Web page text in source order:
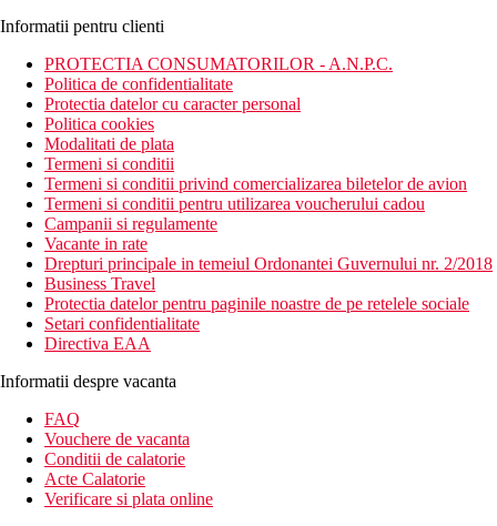
Informatii pentru clienti
PROTECTIA CONSUMATORILOR - A.N.P.C.
Politica de confidentialitate
Protectia datelor cu caracter personal
Politica cookies
Modalitati de plata
Termeni si conditii
Termeni si conditii privind comercializarea biletelor de avion
Termeni si conditii pentru utilizarea voucherului cadou
Campanii si regulamente
Vacante in rate
Drepturi principale in temeiul Ordonantei Guvernului nr. 2/2018
Business Travel
Protectia datelor pentru paginile noastre de pe retelele sociale
Setari confidentialitate
Directiva EAA
Informatii despre vacanta
FAQ
Vouchere de vacanta
Conditii de calatorie
Acte Calatorie
Verificare si plata online